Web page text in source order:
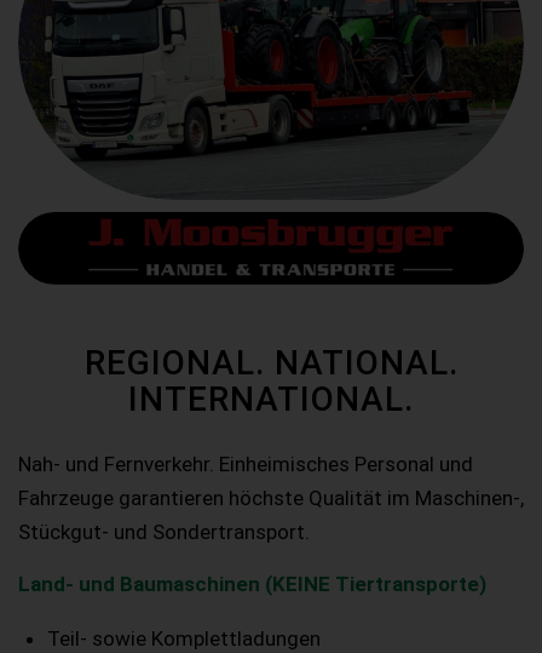
REGIONAL. NATIONAL.
INTERNATIONAL.
Nah- und Fernverkehr. Einheimisches Personal und
Fahrzeuge garantieren höchste Qualität im Maschinen-,
Stückgut- und Sondertransport.
Land- und Baumaschinen (KEINE Tiertransporte)
Teil- sowie Komplettladungen